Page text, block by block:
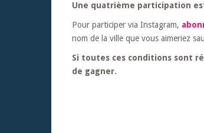
Une quatrième participation
Pour participer via Instagram,
nom de la ville que vous aimeriez
Si toutes ces conditions sont
de gagner.